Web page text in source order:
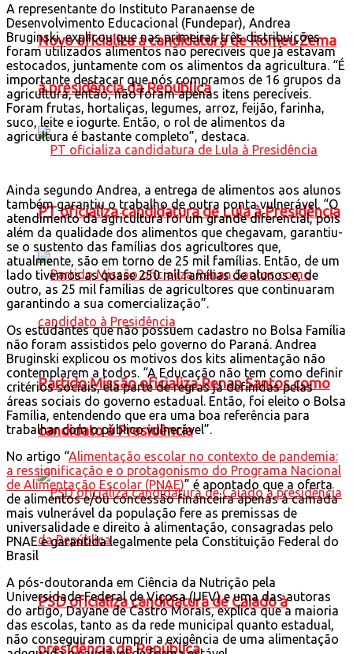
Novo oficializa a candidatura de Romeu Zema
à presidência da República
PT oficializa candidatura de Lula à Presidência
Partido Missão oficializa Renan Santos como
candidato à Presidência
PSD oficializa candidatura de Caiado à
presidência da República
A representante do Instituto Paranaense de
Desenvolvimento Educacional (Fundepar), Andrea
Bruginski, explicou que nas primeiras três distribuições
foram utilizados alimentos não perecíveis que já estavam
estocados, juntamente com os alimentos da agricultura. “É
importante destacar que nós compramos de 16 grupos da
agricultura, então, não foram apenas itens perecíveis.
Foram frutas, hortaliças, legumes, arroz, feijão, farinha,
suco, leite e iogurte. Então, o rol de alimentos da
agricultura é bastante completo”, destaca.
Ainda segundo Andrea, a entrega de alimentos aos alunos
também garantiu o trabalho de outra ponta vulnerável. “O
atendimento da agricultura foi um grande diferencial, pois
além da qualidade dos alimentos que chegavam, garantiu-
se o sustento das famílias dos agricultores que,
atualmente, são em torno de 25 mil famílias. Então, de um
lado tivemos as quase 250 mil famílias de alunos e, de
outro, as 25 mil famílias de agricultores que continuaram
garantindo a sua comercialização”.
Os estudantes que não possuem cadastro no Bolsa Família
não foram assistidos pelo governo do Paraná. Andrea
Bruginski explicou os motivos dos kits alimentação não
contemplarem a todos. “A Educação não tem como definir
critérios sociais, ela parte de regras já definidas pelas
áreas sociais do governo estadual. Então, foi eleito o Bolsa
Família, entendendo que era uma boa referência para
trabalhar com o público vulnerável”.
No artigo “Alimentação escolar no contexto de pandemia:
a ressignificação e o protagonismo do Programa Nacional
de Alimentação Escolar (PNAE)” é apontado que a oferta
de alimentos e/ou concessão financeira apenas à camada
mais vulnerável da população fere as premissas de
universalidade e direito à alimentação, consagradas pelo
PNAE e garantida legalmente pela Constituição Federal do
Brasil
A pós-doutoranda em Ciência da Nutrição pela
Universidade Federal de Viçosa (UFV) e uma das autoras
do artigo, Dayane de Castro Morais, explica que a maioria
das escolas, tanto as da rede municipal quanto estadual,
não conseguiram cumprir a exigência de uma alimentação